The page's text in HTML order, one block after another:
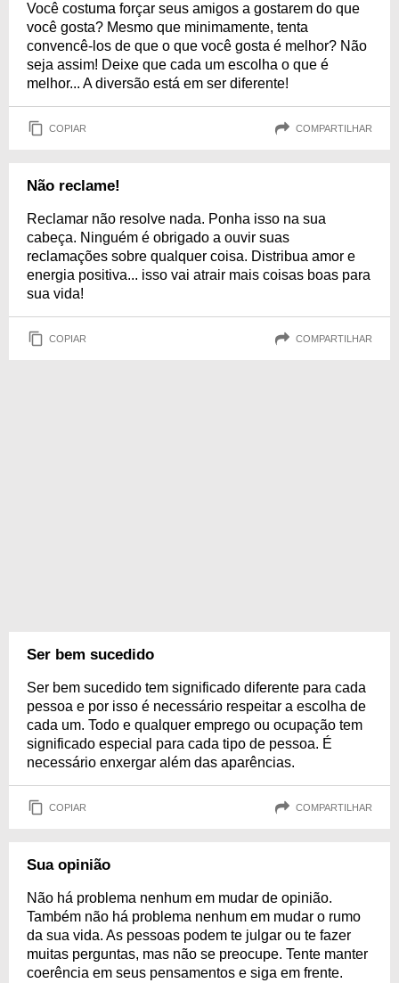
Você costuma forçar seus amigos a gostarem do que
você gosta? Mesmo que minimamente, tenta
convencê-los de que o que você gosta é melhor? Não
seja assim! Deixe que cada um escolha o que é
melhor... A diversão está em ser diferente!
COPIAR COMPARTILHAR
Não reclame!
Reclamar não resolve nada. Ponha isso na sua
cabeça. Ninguém é obrigado a ouvir suas
reclamações sobre qualquer coisa. Distribua amor e
energia positiva... isso vai atrair mais coisas boas para
sua vida!
COPIAR COMPARTILHAR
Ser bem sucedido
Ser bem sucedido tem significado diferente para cada
pessoa e por isso é necessário respeitar a escolha de
cada um. Todo e qualquer emprego ou ocupação tem
significado especial para cada tipo de pessoa. É
necessário enxergar além das aparências.
COPIAR COMPARTILHAR
Sua opinião
Não há problema nenhum em mudar de opinião.
Também não há problema nenhum em mudar o rumo
da sua vida. As pessoas podem te julgar ou te fazer
muitas perguntas, mas não se preocupe. Tente manter
coerência em seus pensamentos e siga em frente.